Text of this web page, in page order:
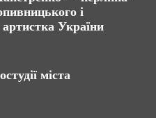
і
України
міста